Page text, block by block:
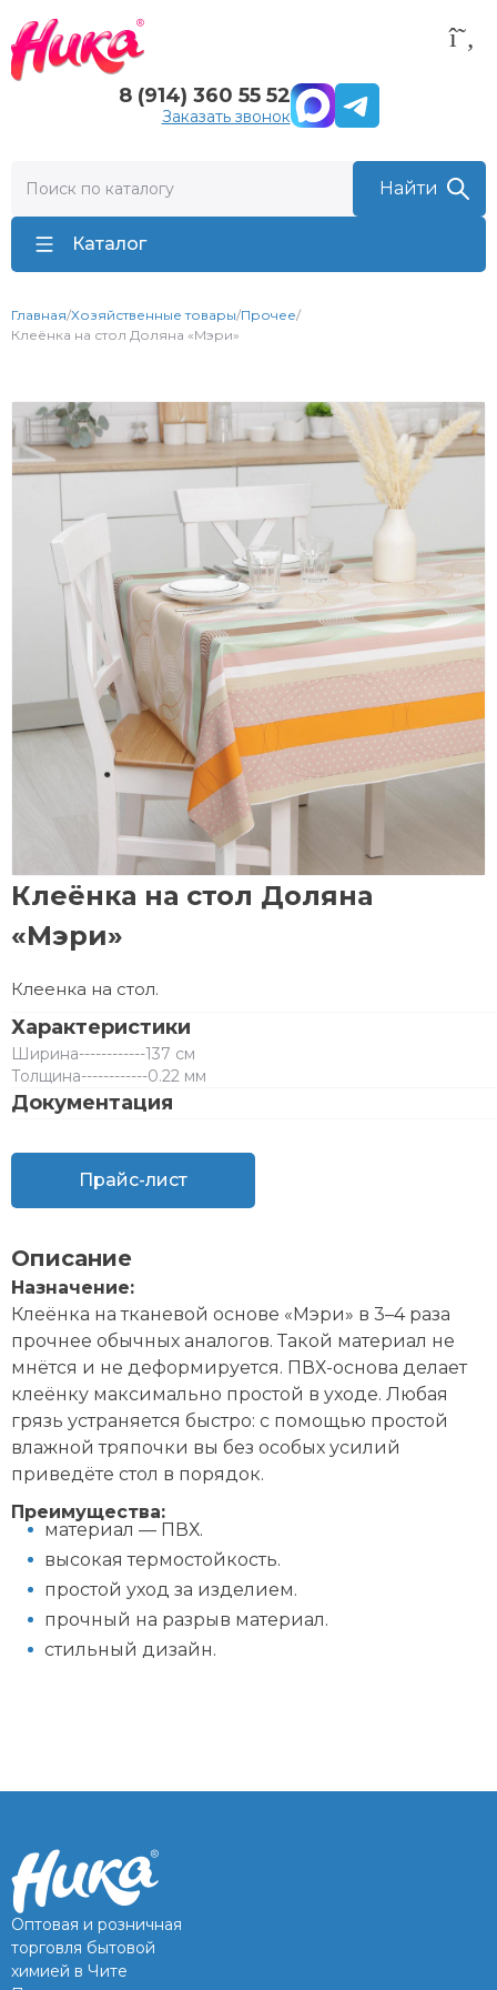
8 (914) 360 55 52
Заказать звонок
Каталог
Главная/Хозяйственные товары/Прочее/
Клеёнка на стол Доляна «Мэри»
Клеёнка на стол Доляна
«Мэри»
Клеенка на стол.
Характеристики
Ширина------------137 см
Толщина------------0.22 мм
Документация
Прайс-лист
Описание
Назначение:
Клеёнка на тканевой основе «Мэри» в 3–4 раза
прочнее обычных аналогов. Такой материал не
мнётся и не деформируется. ПВХ-основа делает
клеёнку максимально простой в уходе. Любая
грязь устраняется быстро: с помощью простой
влажной тряпочки вы без особых усилий
приведёте стол в порядок.
Преимущества:
материал — ПВХ.
высокая термостойкость.
простой уход за изделием.
прочный на разрыв материал.
стильный дизайн.
Оптовая и розничная
торговля бытовой
химией в Чите